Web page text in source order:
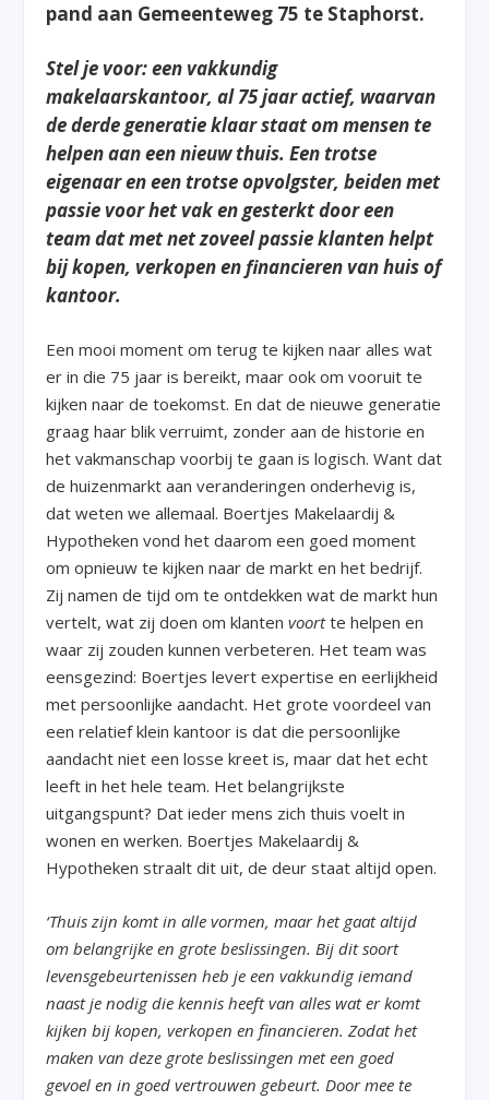
pand aan Gemeenteweg 75 te Staphorst.
Stel je voor: een vakkundig
makelaarskantoor, al 75 jaar actief, waarvan
de derde generatie klaar staat om mensen te
helpen aan een nieuw thuis. Een trotse
eigenaar en een trotse opvolgster, beiden met
passie voor het vak en gesterkt door een
team dat met net zoveel passie klanten helpt
bij kopen, verkopen en financieren van huis of
kantoor.
Een mooi moment om terug te kijken naar alles wat
er in die 75 jaar is bereikt, maar ook om vooruit te
kijken naar de toekomst. En dat de nieuwe generatie
graag haar blik verruimt, zonder aan de historie en
het vakmanschap voorbij te gaan is logisch. Want dat
de huizenmarkt aan veranderingen onderhevig is,
dat weten we allemaal. Boertjes Makelaardij &
Hypotheken vond het daarom een goed moment
om opnieuw te kijken naar de markt en het bedrijf.
Zij namen de tijd om te ontdekken wat de markt hun
vertelt, wat zij doen om klantenvoortte helpen en
waar zij zouden kunnen verbeteren. Het team was
eensgezind: Boertjes levert expertise en eerlijkheid
met persoonlijke aandacht. Het grote voordeel van
een relatief klein kantoor is dat die persoonlijke
aandacht niet een losse kreet is, maar dat het echt
leeft in het hele team. Het belangrijkste
uitgangspunt? Dat ieder mens zich thuis voelt in
wonen en werken. Boertjes Makelaardij &
Hypotheken straalt dit uit, de deur staat altijd open.
‘Thuis zijn komt in alle vormen, maar het gaat altijd
om belangrijke en grote beslissingen. Bij dit soort
levensgebeurtenissen heb je een vakkundig iemand
naast je nodig die kennis heeft van alles wat er komt
kijken bij kopen, verkopen en financieren. Zodat het
maken van deze grote beslissingen met een goed
gevoel en in goed vertrouwen gebeurt. Door mee te